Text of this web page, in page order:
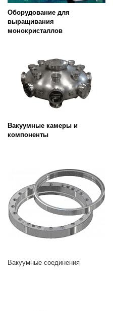
Оборудование для
выращивания
монокристаллов
Вакуумные камеры и
компоненты
Вакуумные соединения